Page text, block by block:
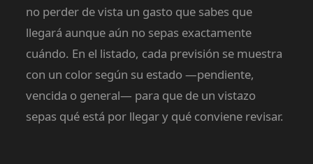
no perder de vista un gasto que sabes que
llegará aunque aún no sepas exactamente
cuándo. En el listado, cada previsión se muestra
con un color según su estado —pendiente,
vencida o general— para que de un vistazo
sepas qué está por llegar y qué conviene revisar.